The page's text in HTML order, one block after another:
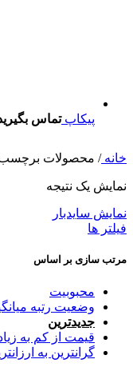
پیکاپتماس
خانه/ محصولات برچسب
نمایش یک نتیجه
نمایش سایدبار
فیلتر ها
مرتب سازی بر اساس
محبوبیت
وضعیت رتبه
جدیدترین
قیمت از کم به
گرانترین به